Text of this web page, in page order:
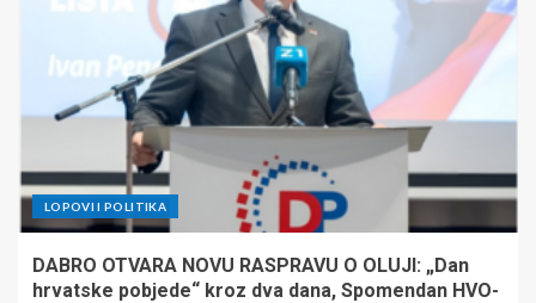
LOPOVI I POLITIKA
DABRO OTVARA NOVU RASPRAVU O OLUJI: „Dan
hrvatske pobjede“ kroz dva dana, Spomendan HVO-